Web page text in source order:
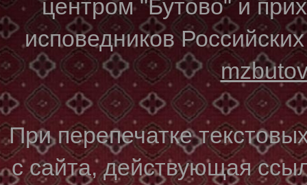
центром "Бутово" и
исповедников
При перепечатке
с сайта, действующая